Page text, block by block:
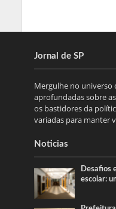
Jornal de SP
Mergulhe no universo
aprofundadas sobre
os bastidores da
variadas para manter
Noticias
Desafios
escolar: